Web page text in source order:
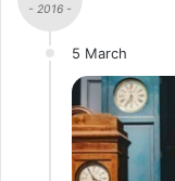
- 2016 -
5 March